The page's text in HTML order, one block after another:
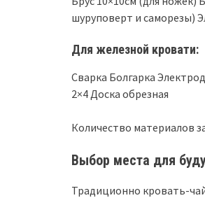
шуруповерт и саморезы)
Для железной кровати:
Сварка Болгарка
2×4 Доска обрезная
Количество материалов
Выбор места для
Традиционно кровать-